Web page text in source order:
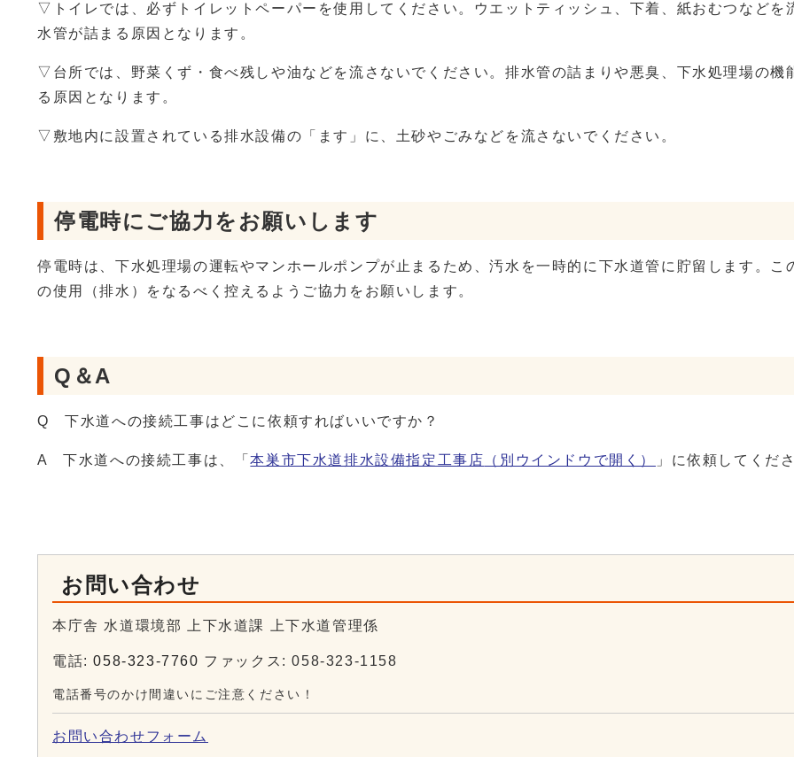
▽トイレでは、必ずトイレットペーパーを使用してください。ウエットティッシュ、下着、紙おむつなどを
水管が詰まる原因となります。
▽台所では、野菜くず・食べ残しや油などを流さないでください。排水管の詰まりや悪臭、下水処理場の機
る原因となります。
▽敷地内に設置されている排水設備の「ます」に、土砂やごみなどを流さないでください。
停電時にご協力をお願いします
停電時は、下水処理場の運転やマンホールポンプが止まるため、汚水を一時的に下水道管に貯留します。こ
の使用（排水）をなるべく控えるようご協力をお願いします。
Q＆A
Q 下水道への接続工事はどこに依頼すればいいですか？
A 下水道への接続工事は、「本巣市下水道排水設備指定工事店 （別ウインドウで開く） 」に依頼してくだ
お問い合わせ
本庁舎 水道環境部 上下水道課 上下水道管理係
電話:058-323-7760 ファックス: 058-323-1158
電話番号のかけ間違いにご注意ください！
お問い合わせフォーム